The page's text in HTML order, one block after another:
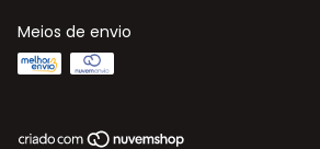
Meios de envio